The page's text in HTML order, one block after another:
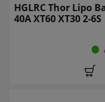
HGLRC Thor Lipo
40A XT60 XT30 2-6S